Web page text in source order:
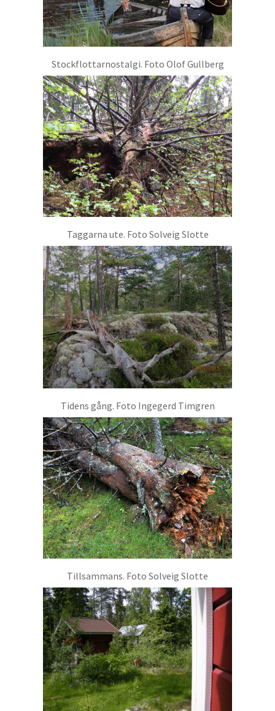
Stockflottarnostalgi. Foto Olof Gullberg
Taggarna ute. Foto Solveig Slotte
Tidens gång. Foto Ingegerd Timgren
Tillsammans. Foto Solveig Slotte